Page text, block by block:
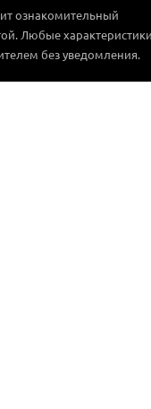
ознакомительный
Любые
без уведомления.